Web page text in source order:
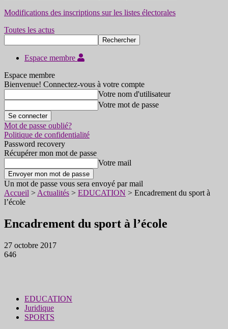
Modifications des inscriptions sur les listes électorales
Toutes les actus
Espace membre
Espace membre
Bienvenue! Connectez-vous à votre compte
Votre nom d'utilisateur
Votre mot de passe
Mot de passe oublié?
Politique de confidentialité
Password recovery
Récupérer mon mot de passe
Votre mail
Un mot de passe vous sera envoyé par mail
Accueil > Actualités > EDUCATION > Encadrement du sport à
l’école
Encadrement du sport à l’école
27 octobre 2017
646
EDUCATION
Juridique
SPORTS